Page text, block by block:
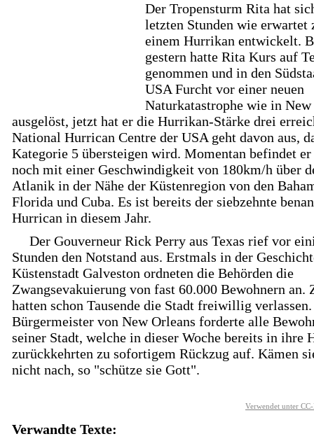
Der Tropensturm Rita hat
letzten Stunden wie erwartet
einem Hurrikan entwickelt.
gestern hatte Rita Kurs auf
genommen und in den
USA Furcht vor einer neuen
Naturkatastrophe wie in New
ausgelöst, jetzt hat er die Hurrikan-Stärke drei
National Hurrican Centre der USA geht davon aus,
Kategorie 5 übersteigen wird. Momentan befindet
noch mit einer Geschwindigkeit von 180km/h über
Atlanik in der Nähe der Küstenregion von den
Florida und Cuba. Es ist bereits der siebzehnte
Hurrican in diesem Jahr.
Der Gouverneur Rick Perry aus Texas rief vor
Stunden den Notstand aus. Erstmals in der
Küstenstadt Galveston ordneten die Behörden die
Zwangsevakuierung von fast 60.000 Bewohnern an.
hatten schon Tausende die Stadt freiwillig
Bürgermeister von New Orleans forderte alle
seiner Stadt, welche in dieser Woche bereits in ihre
zurückkehrten zu sofortigem Rückzug auf. Kämen
nicht nach, so "schütze sie Gott".
Verwendet unter
Verwandte Texte: